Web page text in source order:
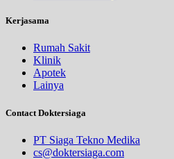
Kerjasama
Rumah Sakit
Klinik
Apotek
Lainya
Contact Doktersiaga
PT Siaga Tekno Medika
cs@doktersiaga.com